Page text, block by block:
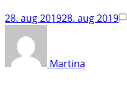
28. aug 201928. aug 2019
Martina